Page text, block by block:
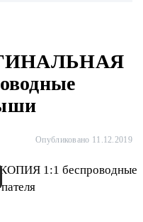
Опубликовано 11.12.2019